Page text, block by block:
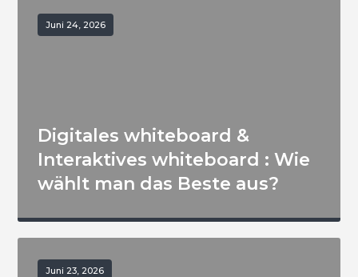
Juni 24, 2026
Digitales whiteboard &
Interaktives whiteboard : Wie
wählt man das Beste aus?
Juni 23, 2026